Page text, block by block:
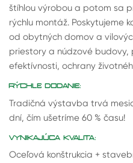
štíhlou výrobou a potom sa
rýchlu montáž. Poskytujeme
od obytných domov a
priestory a núdzové
efektívnosti, ochrany
RÝCHLE DODANIE:
Tradičná výstavba trvá
dní, čím ušetríme 60 % času!
VYNIKAJÚCA KVALITA:
Oceľová konštrukcia +